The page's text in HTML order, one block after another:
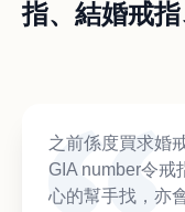
指、結婚戒
之前係度買求婚
GIA number令戒
心的幫手找，亦